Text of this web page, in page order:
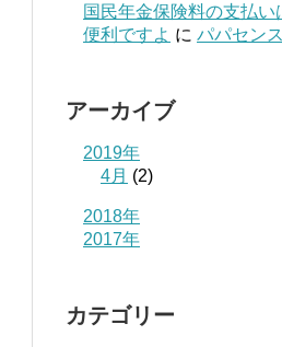
国民年金保険料の支払い
便利ですよ に パパセンス
アーカイブ
2019年
4月 (2)
2018年
2017年
カテゴリー